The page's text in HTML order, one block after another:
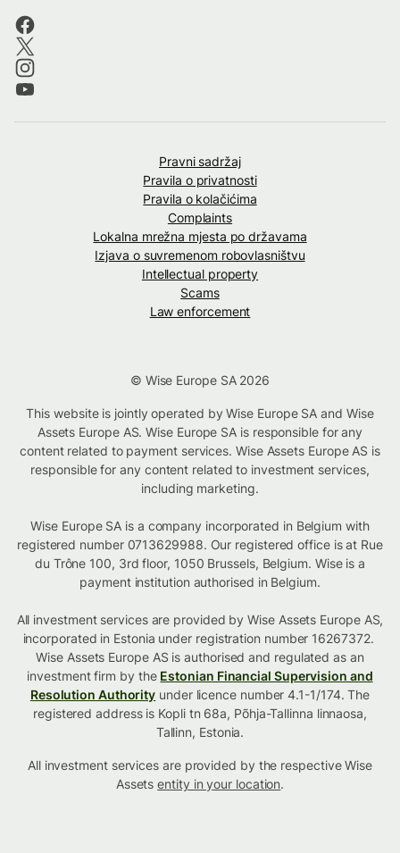
Pravni sadržaj
Pravila o privatnosti
Pravila o kolačićima
Complaints
Lokalna mrežna mjesta po državama
Izjava o suvremenom robovlasništvu
Intellectual property
Scams
Law enforcement
© Wise Europe SA 2026
This website is jointly operated by Wise Europe SA and Wise
Assets Europe AS. Wise Europe SA is responsible for any
content related to payment services. Wise Assets Europe AS is
responsible for any content related to investment services,
including marketing.
Wise Europe SA is a company incorporated in Belgium with
registered number 0713629988. Our registered office is at Rue
du Trône 100, 3rd floor, 1050 Brussels, Belgium. Wise is a
payment institution authorised in Belgium.
All investment services are provided by Wise Assets Europe AS,
incorporated in Estonia under registration number 16267372.
Wise Assets Europe AS is authorised and regulated as an
investment firm by the Estonian Financial Supervision and
Resolution Authority under licence number 4.1-1/174. The
registered address is Kopli tn 68a, Põhja-Tallinna linnaosa,
Tallinn, Estonia.
All investment services are provided by the respective Wise
Assetsentity in your location.